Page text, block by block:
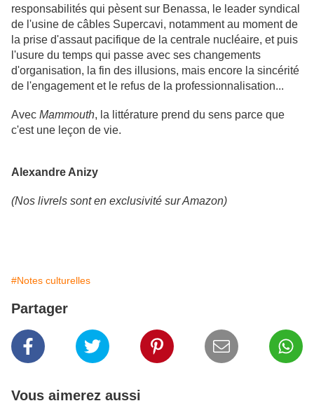
responsabilités qui pèsent sur Benassa, le leader syndical
de l'usine de câbles Supercavi, notamment au moment de
la prise d'assaut pacifique de la centrale nucléaire, et puis
l'usure du temps qui passe avec ses changements
d'organisation, la fin des illusions, mais encore la sincérité
de l'engagement et le refus de la professionnalisation...
Avec Mammouth, la littérature prend du sens parce que
c'est une leçon de vie.
Alexandre Anizy
(Nos livrels sont en exclusivité sur Amazon)
#Notes culturelles
Partager
Vous aimerez aussi